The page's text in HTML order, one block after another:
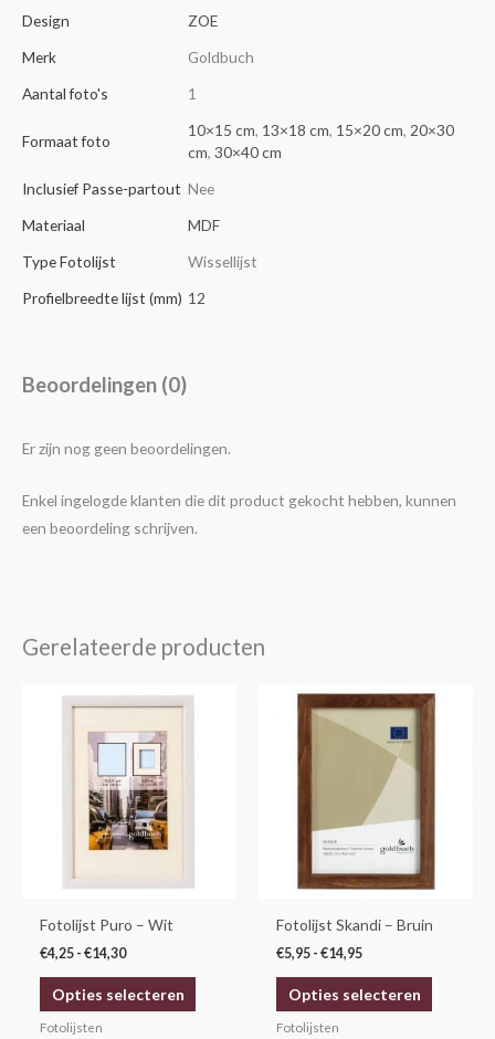
Design
ZOE
Merk
Goldbuch
Aantal foto's
1
Formaat foto
10×15 cm, 13×18 cm, 15×20 cm, 20×30
cm, 30×40 cm
Inclusief Passe-partout Nee
Materiaal
MDF
Type Fotolijst
Wissellijst
Profielbreedte lijst (mm) 12
Beoordelingen (0)
Er zijn nog geen beoordelingen.
Enkel ingelogde klanten die dit product gekocht hebben, kunnen
een beoordeling schrijven.
Gerelateerde producten
Fotolijst Puro – Wit
€4,25 - €14,30
€4,25
€14,30
Opties selecteren
kan
op
productpagina
Fotolijsten
Fotolijst Skandi – Bruin
€5,95 - €14,95
Prijsklasse:
€5,95
€14,95
Opties selecteren
Dit
kan
op
Fotolijsten